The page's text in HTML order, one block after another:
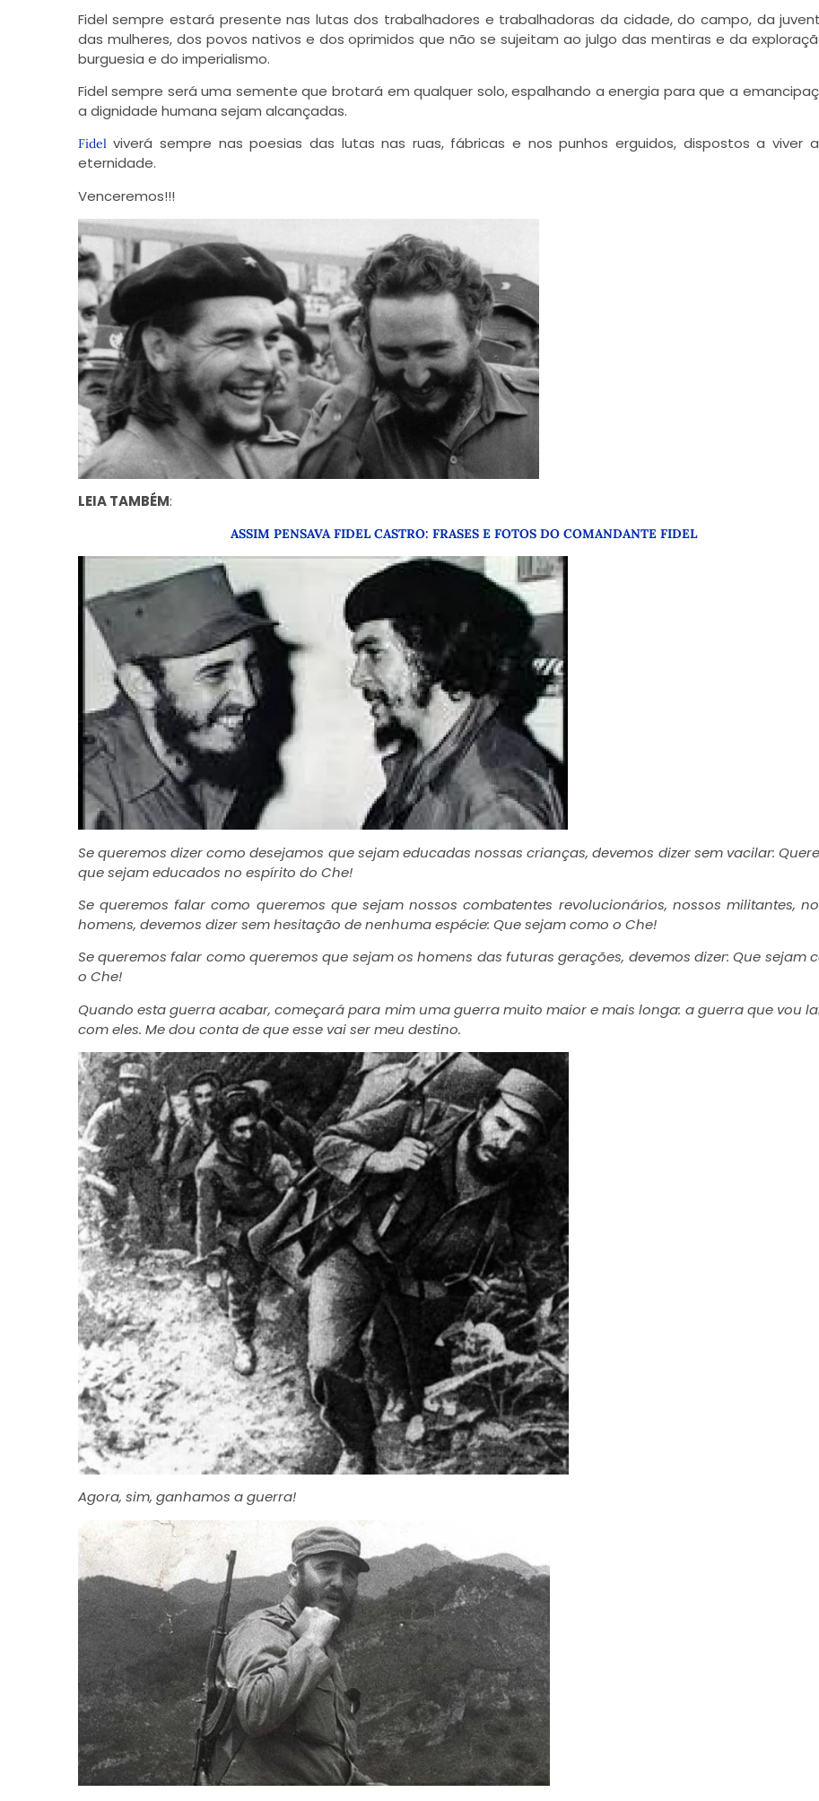
Fidel sempre estará presente nas lutas dos trabalhadores e trabalhadoras da cidade, do campo, da
das mulheres, dos povos nativos e dos oprimidos que não se sujeitam ao julgo das mentiras e da
burguesia e do imperialismo.
Fidel sempre será uma semente que brotará em qualquer solo, espalhando a energia para que a
a dignidade humana sejam alcançadas.
Fidelviverá sempre nas poesias das lutas nas ruas, fábricas e nos punhos erguidos, dispostos a viver
eternidade.
Venceremos!!!
LEIA TAMBÉM:
ASSIM PENSAVA FIDEL CASTRO: FRASES E FOTOS DO COMANDANTE FIDEL
Se queremos dizer como desejamos que sejam educadas nossas crianças, devemos dizer sem vacilar:
que sejam educados no espírito do Che!
Se queremos falar como queremos que sejam nossos combatentes revolucionários, nossos militantes,
homens, devemos dizer sem hesitação de nenhuma espécie: Que sejam como o Che!
Se queremos falar como queremos que sejam os homens das futuras gerações, devemos dizer: Que sejam
o Che!
Quando esta guerra acabar, começará para mim uma guerra muito maior e mais longa: a guerra que vou
com eles. Me dou conta de que esse vai ser meu destino.
Agora, sim, ganhamos a guerra!